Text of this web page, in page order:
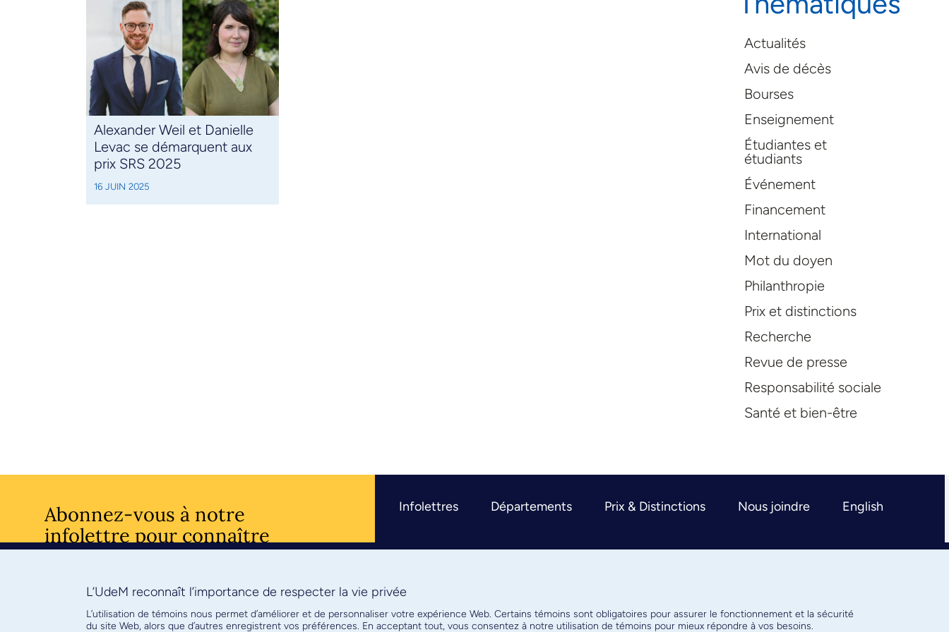
Alexander Weil et Danielle
Levac se démarquent aux
prix SRS 2025
16 JUIN 2025
Actualités
Avis de décès
Bourses
Enseignement
Étudiantes et
étudiants
Événement
Financement
International
Mot du doyen
Philanthropie
Prix et distinctions
Recherche
Revue de presse
Responsabilité sociale
Santé et bien-être
Abonnez-vous à notre
infolettre pour connaître
l’actualité facultaire
S'ABONNER
Infolettres Départements Prix & Distinctions Nous joindre English
L’UdeM reconnaît l’importance de respecter la vie privée
L’utilisation de témoins nous permet d’améliorer et de personnaliser votre expérience Web. Certains témoins sont obligatoires pour assurer le fonctionnement et la sécurité
du site Web, alors que d’autres enregistrent vos préférences. En acceptant tout, vous consentez à notre utilisation de témoins pour mieux répondre à vos besoins.